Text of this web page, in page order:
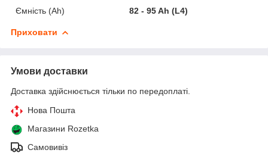
Ємність (Ah)
82 - 95 Ah (L4)
Приховати
Умови доставки
Доставка здійснюється тільки по передоплаті.
Нова Пошта
Магазини Rozetka
Самовивіз